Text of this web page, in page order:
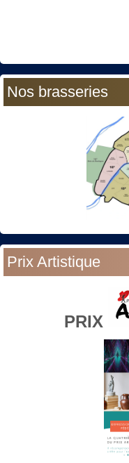
Nos brasseries
Prix Artistique
PRIX